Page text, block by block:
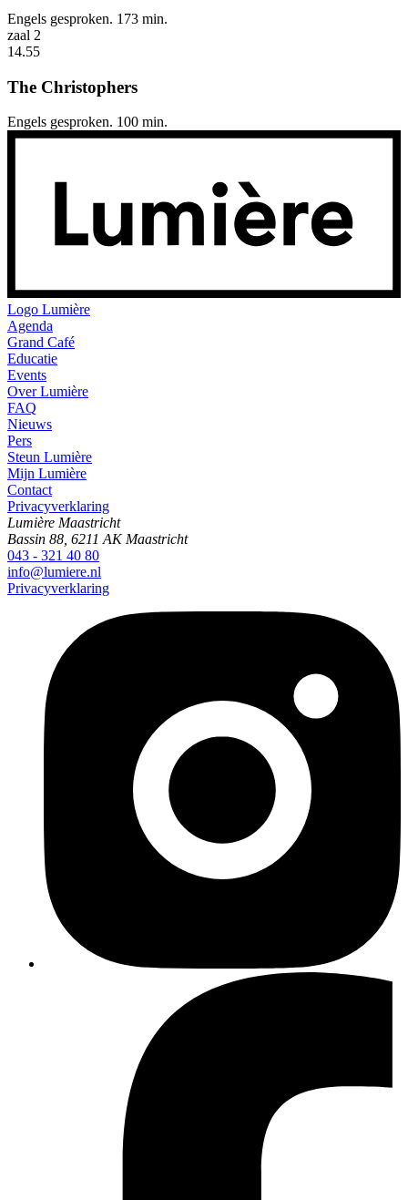
Engels gesproken. 173 min.
zaal 2
14.55
The Christophers
Engels gesproken. 100 min.
Logo Lumière
Agenda
Grand Café
Educatie
Events
Over Lumière
FAQ
Nieuws
Pers
Steun Lumière
Mijn Lumière
Contact
Privacyverklaring
Lumière Maastricht
Bassin 88, 6211 AK Maastricht
043 - 321 40 80
info@lumiere.nl
Privacyverklaring